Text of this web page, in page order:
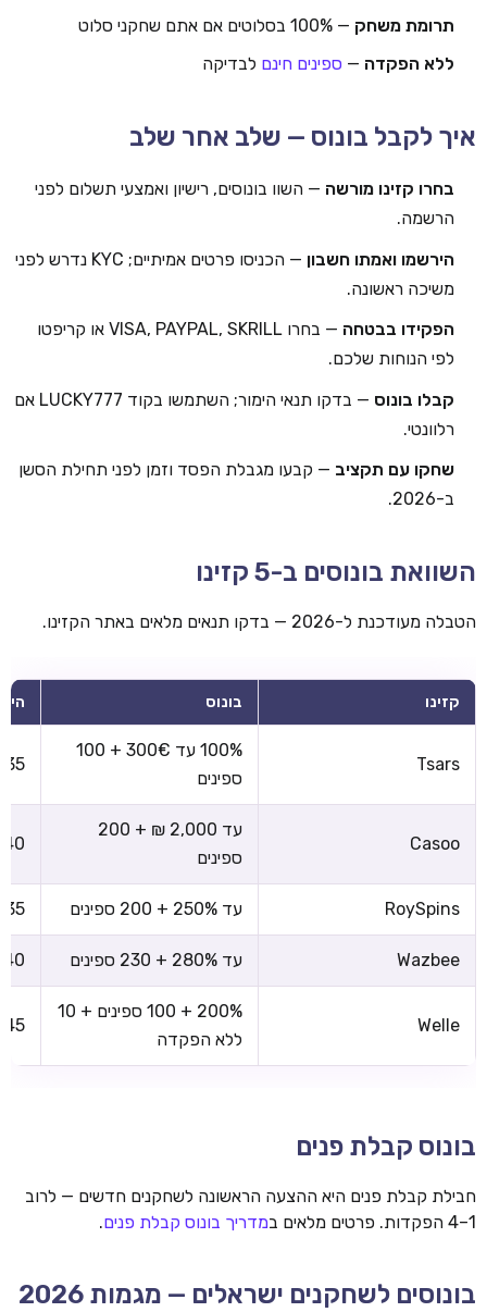
תרומת משחק — 100% בסלוטים אם אתם שחקני סלוט
ללא הפקדה — ספינים חינם לבדיקה
איך לקבל בונוס — שלב אחר שלב
בחרו קזינו מורשה — השוו בונוסים, רישיון ואמצעי תשלום לפני
הרשמה.
הירשמו ואמתו חשבון
— הכניסו פרטים אמיתיים; KYC נדרש לפני
משיכה ראשונה.
הפקידו בבטחה
— בחרו VISA, PAYPAL, SKRILL או קריפטו
לפי הנוחות שלכם.
קבלו בונוס
— בדקו תנאי הימור; השתמשו בקוד LUCKY777 אם
רלוונטי.
שחקו עם תקציב — קבעו מגבלת הפסד וזמן לפני תחילת הסשן
ב-2026.
השוואת בונוסים ב-5 קזינו
הטבלה מעודכנת ל-2026 — בדקו תנאים מלאים באתר הקזינו.
קזינו בונוס
Tsars
100% עד 300€ + 100
ספינים
Casoo
עד 2,000 ₪ + 200
ספינים
RoySpins עד 250% + 200 ספינים
Wazbee עד 280% + 230 ספינים
Welle
200% + 100 ספינים + 10
ללא הפקדה
בונוס קבלת פנים
חבילת קבלת פנים היא ההצעה הראשונה לשחקנים חדשים — לרוב
1–4 הפקדות. פרטים מלאים ב
מדריך בונוס קבלת פנים.
בונוסים לשחקנים ישראלים — מגמות 2026